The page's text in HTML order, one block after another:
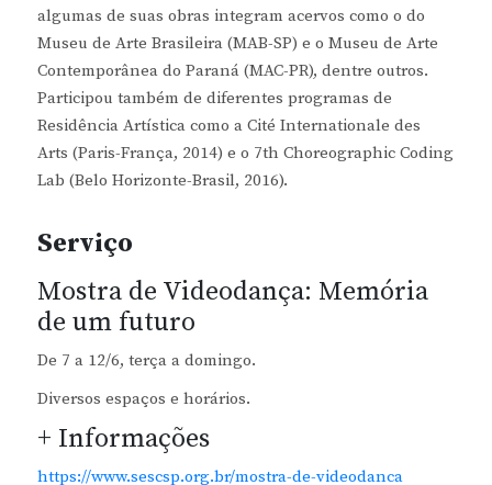
algumas de suas obras integram acervos como o do
Museu de Arte Brasileira (MAB-SP) e o Museu de Arte
Contemporânea do Paraná (MAC-PR), dentre outros.
Participou também de diferentes programas de
Residência Artística como a Cité Internationale des
Arts (Paris-França, 2014) e o 7th Choreographic Coding
Lab (Belo Horizonte-Brasil, 2016).
Serviço
Mostra de Videodança: Memória
de um futuro
De 7 a 12/6, terça a domingo.
Diversos espaços e horários.
+ Informações
https://www.sescsp.org.br/mostra-de-videodanca